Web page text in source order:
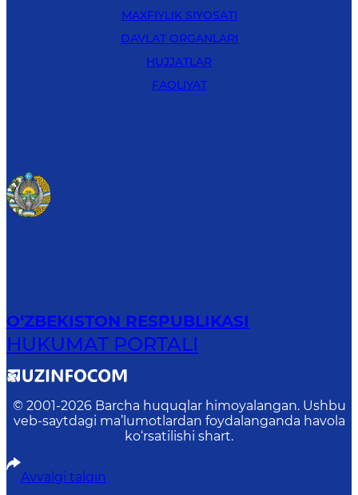
MAXFIYLIK SIYOSATI
DAVLAT ORGANLARI
HUJJATLAR
FAOLIYAT
O‘ZBEKISTON RESPUBLIKASI
HUKUMAT PORTALI
© 2001-2026 Barcha huquqlar himoyalangan. Ushbu
veb-saytdagi ma’lumotlardan foydalanganda havola
ko‘rsatilishi shart.
Avvalgi talqin